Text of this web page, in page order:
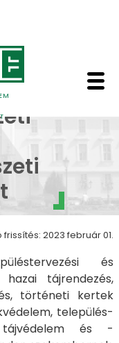
frissítés: 2023 február 01.
és
tájrendezés,
történeti kertek
település-
tájvédelem és -